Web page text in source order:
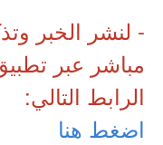
- لنشر الخبر
مباشر عبر
الرابط التالي:
اضغط هنا